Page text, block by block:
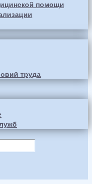
помощи
труда